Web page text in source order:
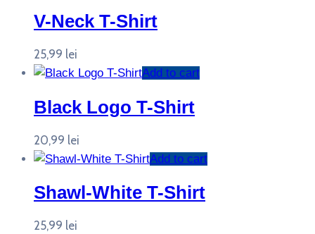
V-Neck T-Shirt
25,99 lei
Add to cart
Black Logo T-Shirt
20,99 lei
Add to cart
Shawl-White T-Shirt
25,99 lei